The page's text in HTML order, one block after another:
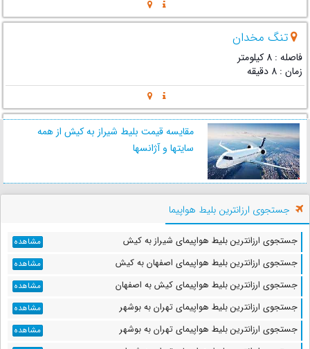
تنگ مخدان
فاصله : 8 کیلومتر
زمان : 8 دقیقه
چشمه آبگرم اهرم
فاصله : 24 کیلومتر
زمان : 27 دقیقه
برج قلعه خورموج
فاصله : 48 کیلومتر
زمان : 43 دقیقه
منطقه گردشگری بنگه دشتی
فاصله : 49 کیلومتر
زمان : 45 دقیقه
مقایسه قیمت بلیط شیراز به کیش از همه
سایتها و آژانسها
جستجوی ارزانترین بلیط هواپیما
جستجوی ارزانترین بلیط هواپیمای شیراز به کیش مشاهده
جستجوی ارزانترین بلیط هواپیمای اصفهان به کیش مشاهده
جستجوی ارزانترین بلیط هواپیمای کیش به اصفهان مشاهده
جستجوی ارزانترین بلیط هواپیمای تهران به بوشهر مشاهده
جستجوی ارزانترین بلیط هواپیمای تهران به بوشهر مشاهده